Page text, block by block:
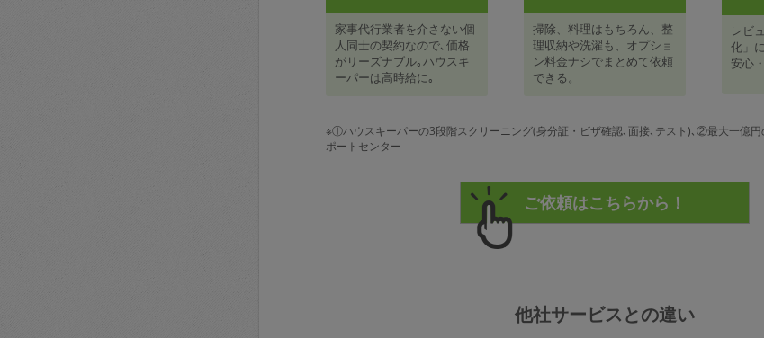
家事代行業者を介さない個
人同士の契約なので､価格
がリーズナブル｡ハウスキ
ーパーは高時給に｡
掃除、料理はもちろん、整
理収納や洗濯も、オプショ
ン料金ナシでまとめて依頼
できる。
レビ
化」
安心
※①ハウスキーパーの3段階スクリーニング(身分証・ビザ確認､面接､テスト)､②最大一億
ポートセンター
他社サービスとの違い